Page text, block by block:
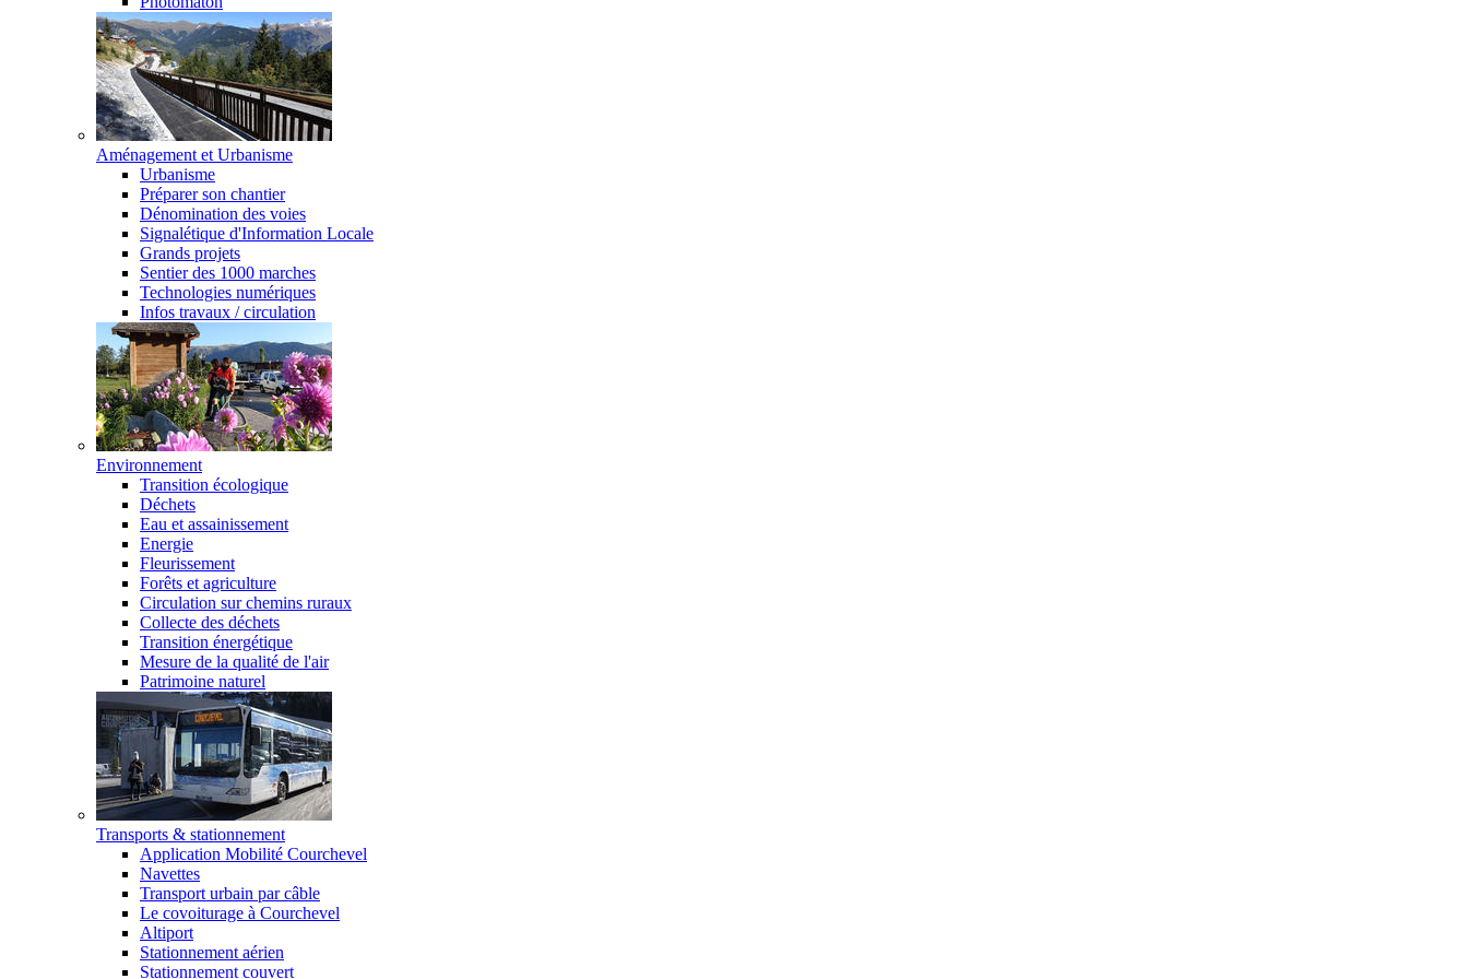
Aménagement et Urbanisme
Urbanisme
Préparer son chantier
Dénomination des voies
Signalétique d'Information Locale
Grands projets
Sentier des 1000 marches
Technologies numériques
Infos travaux / circulation
Environnement
Transition écologique
Déchets
Eau et assainissement
Energie
Fleurissement
Forêts et agriculture
Circulation sur chemins ruraux
Collecte des déchets
Transition énergétique
Mesure de la qualité de l'air
Patrimoine naturel
Transports & stationnement
Application Mobilité Courchevel
Navettes
Transport urbain par câble
Le covoiturage à Courchevel
Altiport
Stationnement aérien
Stationnement couvert